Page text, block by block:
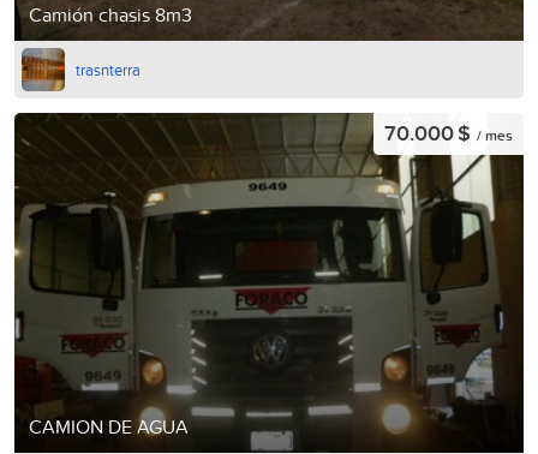
Camión chasis 8m3
trasnterra
CAMION DE AGUA
70.000 $ / mes